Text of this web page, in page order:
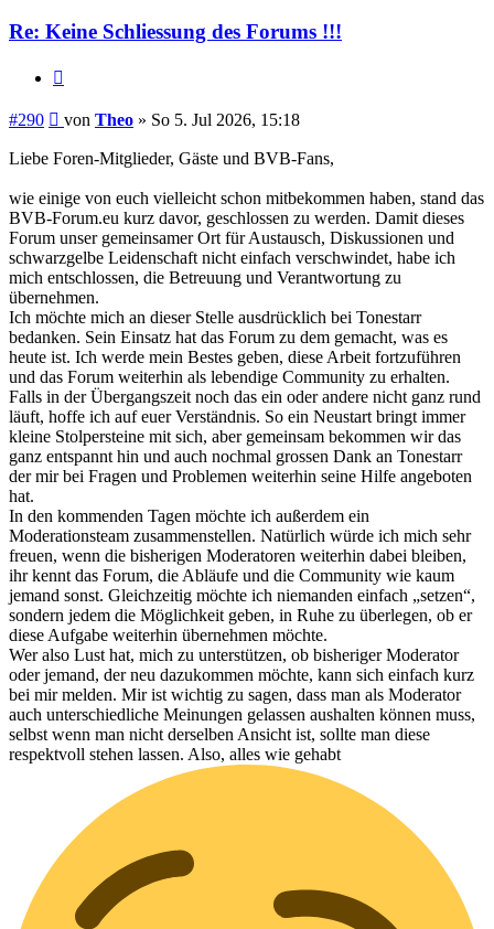
Re: Keine Schliessung des Forums !!!
#290 Beitrag
von Theo » So 5. Jul 2026, 15:18
Liebe Foren-Mitglieder, Gäste und BVB-Fans,
wie einige von euch vielleicht schon mitbekommen haben, stand das
BVB-Forum.eu kurz davor, geschlossen zu werden. Damit dieses
Forum unser gemeinsamer Ort für Austausch, Diskussionen und
schwarzgelbe Leidenschaft nicht einfach verschwindet, habe ich
mich entschlossen, die Betreuung und Verantwortung zu
übernehmen.
Ich möchte mich an dieser Stelle ausdrücklich bei Tonestarr
bedanken. Sein Einsatz hat das Forum zu dem gemacht, was es
heute ist. Ich werde mein Bestes geben, diese Arbeit fortzuführen
und das Forum weiterhin als lebendige Community zu erhalten.
Falls in der Übergangszeit noch das ein oder andere nicht ganz rund
läuft, hoffe ich auf euer Verständnis. So ein Neustart bringt immer
kleine Stolpersteine mit sich, aber gemeinsam bekommen wir das
ganz entspannt hin und auch nochmal grossen Dank an Tonestarr
der mir bei Fragen und Problemen weiterhin seine Hilfe angeboten
hat.
In den kommenden Tagen möchte ich außerdem ein
Moderationsteam zusammenstellen. Natürlich würde ich mich sehr
freuen, wenn die bisherigen Moderatoren weiterhin dabei bleiben,
ihr kennt das Forum, die Abläufe und die Community wie kaum
jemand sonst. Gleichzeitig möchte ich niemanden einfach „setzen“,
sondern jedem die Möglichkeit geben, in Ruhe zu überlegen, ob er
diese Aufgabe weiterhin übernehmen möchte.
Wer also Lust hat, mich zu unterstützen, ob bisheriger Moderator
oder jemand, der neu dazukommen möchte, kann sich einfach kurz
bei mir melden. Mir ist wichtig zu sagen, dass man als Moderator
auch unterschiedliche Meinungen gelassen aushalten können muss,
selbst wenn man nicht derselben Ansicht ist, sollte man diese
respektvoll stehen lassen. Also, alles wie gehabt